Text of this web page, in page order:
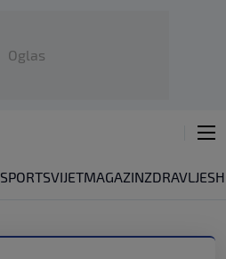
Oglas
SPORTSVIJETMAGAZINZDRAVLJE